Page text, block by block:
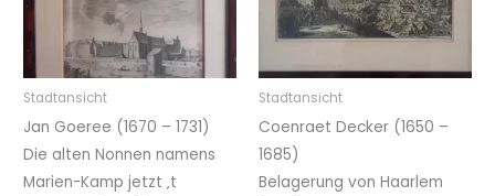
Stadtansicht
Jan Goeree (1670 – 1731)
Die alten Nonnen namens
Marien-Kamp jetzt ‚t
Stadtansicht
Coenraet Decker (1650 –
1685)
Belagerung von Haarlem